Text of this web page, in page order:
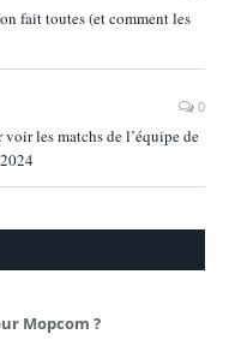
fait toutes (et comment les
0
les matchs de l’équipe de
Mopcom ?